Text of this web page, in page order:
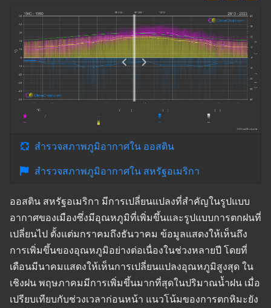
สำรวจสภาพภูมิอากาศใน ออสติน
สำรวจสภาพภูมิอากาศใน สหรัฐอเมริกา
ออสติน สหรัฐอเมริกา มีการเปลี่ยนแปลงที่สำคัญในรูปแบบ
อากาศของเมืองซึ่งมีอุณหภูมิที่เพิ่มขึ้นและรูปแบบการตกฝนที่
เปลี่ยนไป ตั้งแต่มกราคมถึงธันวาคม ข้อมูลแสดงให้เห็นถึง
การเพิ่มขึ้นของอุณหภูมิอย่างต่อเนื่องในช่วงหลายปี โดยที่
เดือนมีนาคมแสดงให้เห็นการเปลี่ยนแปลงอุณหภูมิสูงสุด ใน
เชิงฝน พฤษภาคมมีการเพิ่มขึ้นมากที่สุดในปริมาณน้ำฝน เมื่อ
เปรียบเทียบกับช่วงเวลาก่อนหน้า แนวโน้มของการตกหิมะยัง